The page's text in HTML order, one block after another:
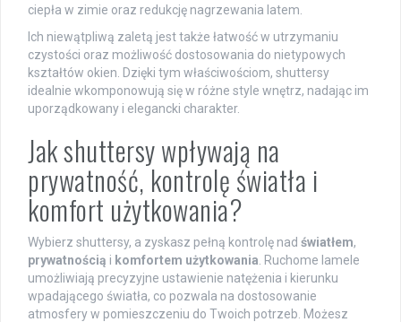
ciepła w zimie oraz redukcję nagrzewania latem.
Ich niewątpliwą zaletą jest także łatwość w utrzymaniu
czystości oraz możliwość dostosowania do nietypowych
kształtów okien. Dzięki tym właściwościom, shuttersy
idealnie wkomponowują się w różne style wnętrz, nadając im
uporządkowany i elegancki charakter.
Jak shuttersy wpływają na
prywatność, kontrolę światła i
komfort użytkowania?
Wybierz shuttersy, a zyskasz pełną kontrolę nad światłem,
prywatnością i komfortem użytkowania . Ruchome lamele
umożliwiają precyzyjne ustawienie natężenia i kierunku
wpadającego światła, co pozwala na dostosowanie
atmosfery w pomieszczeniu do Twoich potrzeb. Możesz